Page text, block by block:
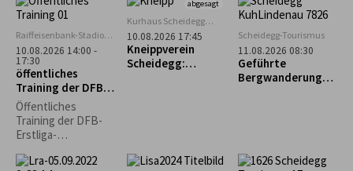
ein fröhliches
Hühnerleben
führen können? Das
und vieles mehr,
erfahrt ihr an
diesem Nachmittag.
Raiffeisenbank-Stadion
in Weiler im Allgäu
10.08.2026 14:00 -
17:30
öffentliches
Training der DFB-
Erstliga-
Schiedsrichter
Öffentliches
Training der DFB-
Erstliga-
Bewirtung
abgesagt
Kurhaus Scheidegg
Mehrzweckraum im UG
10.08.2026 17:45
Kneippverein
Scheidegg:
Scheidegg-Tourismus
11.08.2026 08:30
Geführte
Bergwanderung